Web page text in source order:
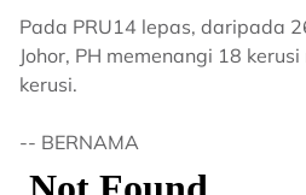
Pada PRU14 lepas, daripada
Johor, PH memenangi 18
kerusi.
-- BERNAMA